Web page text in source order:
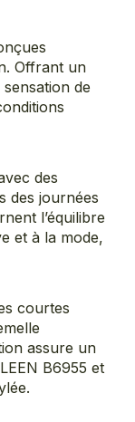
Offrant un
de
des
des journées
l’équilibre
et à la mode,
courtes
assure un
B6955 et